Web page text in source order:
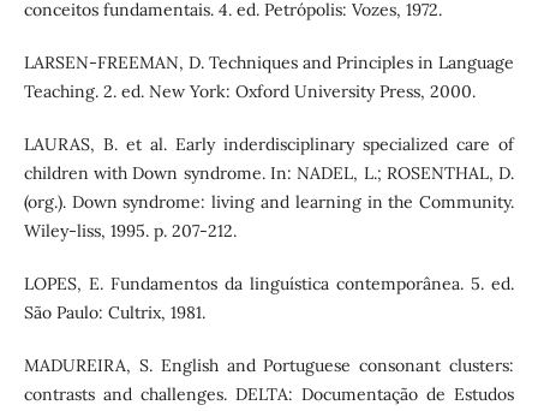
conceitos fundamentais. 4. ed. Petrópolis: Vozes, 1972.
LARSEN-FREEMAN, D. Techniques and Principles in Language
Teaching. 2. ed. New York: Oxford University Press, 2000.
LAURAS, B. et al. Early inderdisciplinary specialized care of
children with Down syndrome. In: NADEL, L.; ROSENTHAL, D.
(org.). Down syndrome: living and learning in the Community.
Wiley-liss, 1995. p. 207-212.
LOPES, E. Fundamentos da linguística contemporânea. 5. ed.
São Paulo: Cultrix, 1981.
MADUREIRA, S. English and Portuguese consonant clusters:
contrasts and challenges. DELTA: Documentação de Estudos